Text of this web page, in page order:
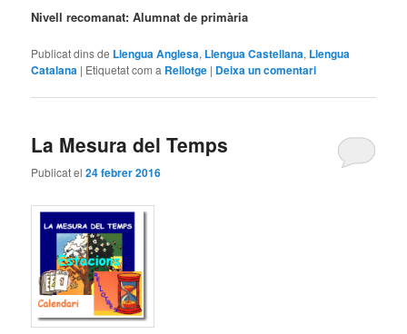
Nivell recomanat: Alumnat de primària
Publicat dins de Llengua Anglesa, Llengua Castellana, Llengua
Catalana | Etiquetat com a Rellotge | Deixa un comentari
La Mesura del Temps
Publicat el24 febrer 2016